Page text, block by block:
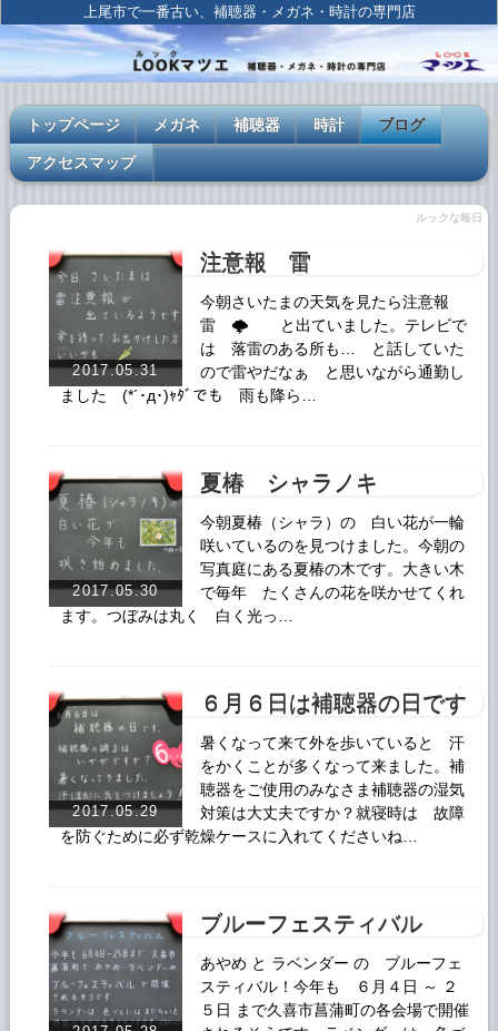
上尾市で一番古い、補聴器・メガネ・時計の専門店
トップページ メガネ 補聴器 時計 ブログ
アクセスマップ
ルックな毎日
2017.05.31
注意報 雷
今朝さいたまの天気を見たら注意報
雷 🌩 と出ていました。テレビで
は 落雷のある所も… と話していた
ので雷やだなぁ と思いながら通勤し
ました (*´･д･)ｬﾀﾞでも 雨も降ら…
2017.05.30
夏椿 シャラノキ
今朝夏椿（シャラ）の 白い花が一輪
咲いているのを見つけました。今朝の
写真庭にある夏椿の木です。大きい木
で毎年 たくさんの花を咲かせてくれ
ます。つぼみは丸く 白く光っ…
2017.05.29
６月６日は補聴器の日です
暑くなって来て外を歩いていると 汗
をかくことが多くなって来ました。補
聴器をご使用のみなさま補聴器の湿気
対策は大丈夫ですか？就寝時は 故障
を防ぐために必ず乾燥ケースに入れてくださいね…
ブルーフェスティバル
あやめ と ラベンダー の ブルーフェ
スティバル！今年も ６月４日 ～ ２
５日 まで久喜市菖蒲町の各会場で開催